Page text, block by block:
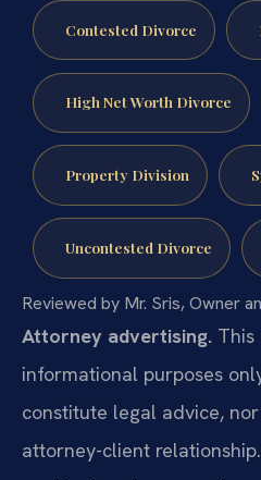
Contested Divorce
High Net Worth Divorce
Property Division
Uncontested Divorce
Reviewed by Mr. Sris, Owner
Attorney advertising. This
informational purposes
constitute legal advice,
attorney-client